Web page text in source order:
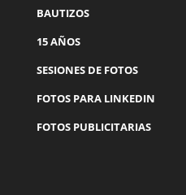
BAUTIZOS
15 AÑOS
SESIONES DE FOTOS
FOTOS PARA LINKEDIN
FOTOS PUBLICITARIAS